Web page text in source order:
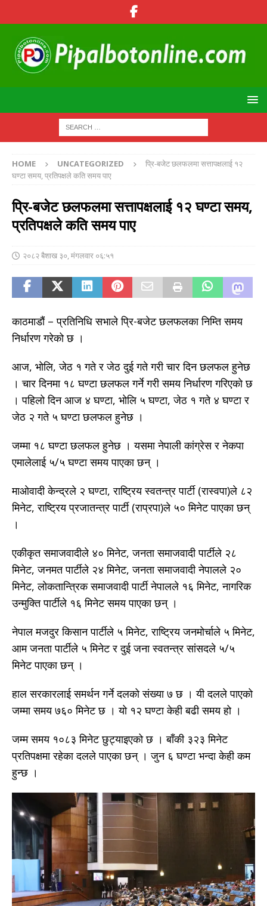
HOME UNCATEGORIZED
प्रि-बजेट छलफलमा सत्तापक्षलाई १२
घण्टा समय, प्रतिपक्षले कति समय पाए
प्रि-बजेट छलफलमा सत्तापक्षलाई १२ घण्टा समय,
प्रतिपक्षले कति समय पाए
२०८२ बैशाख ३०, मंगलवार ०६:५१
काठमाडौं – प्रतिनिधि सभाले प्रि-बजेट छलफलका निम्ति समय
निर्धारण गरेको छ ।
आज, भोलि, जेठ १ गते र जेठ दुई गते गरी चार दिन छलफल हुनेछ
। चार दिनमा १८ घण्टा छलफल गर्ने गरी समय निर्धारण गरिएको छ
। पहिलो दिन आज ४ घण्टा, भोलि ५ घण्टा, जेठ १ गते ४ घण्टा र
जेठ २ गते ५ घण्टा छलफल हुनेछ ।
जम्मा १८ घण्टा छलफल हुनेछ । यसमा नेपाली कांग्रेस र नेकपा
एमालेलाई ५/५ घण्टा समय पाएका छन् ।
माओवादी केन्द्रले २ घण्टा, राष्ट्रिय स्वतन्त्र पार्टी (रास्वपा)ले ८२
मिनेट, राष्ट्रिय प्रजातन्त्र पार्टी (राप्रपा)ले ५० मिनेट पाएका छन्
।
एकीकृत समाजवादीले ४० मिनेट, जनता समाजवादी पार्टीले २८
मिनेट, जनमत पार्टीले २४ मिनेट, जनता समाजवादी नेपालले २०
मिनेट, लोकतान्त्रिक समाजवादी पार्टी नेपालले १६ मिनेट, नागरिक
उन्मुक्ति पार्टीले १६ मिनेट समय पाएका छन् ।
नेपाल मजदुर किसान पार्टीले ५ मिनेट, राष्ट्रिय जनमोर्चाले ५ मिनेट,
आम जनता पार्टीले ५ मिनेट र दुई जना स्वतन्त्र सांसदले ५/५
मिनेट पाएका छन् ।
हाल सरकारलाई समर्थन गर्ने दलको संख्या ७ छ । यी दलले पाएको
जम्मा समय ७६० मिनेट छ । यो १२ घण्टा केही बढी समय हो ।
जम्म समय १०८३ मिनेट छुट्याइएको छ । बाँकी ३२३ मिनेट
प्रतिपक्षमा रहेका दलले पाएका छन् । जुन ६ घण्टा भन्दा केही कम
हुन्छ ।